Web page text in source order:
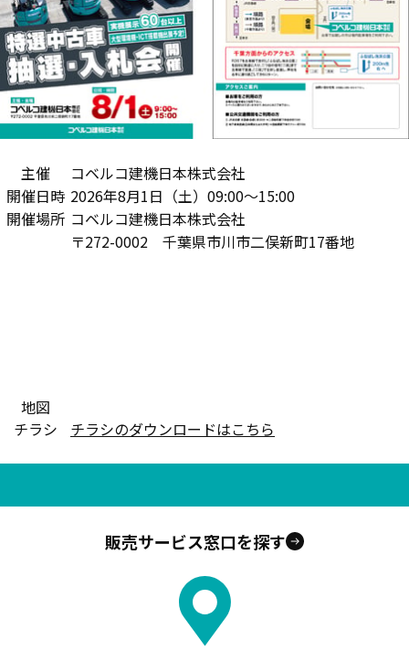
主催
コベルコ建機日本株式会社
開催日時 2026年8月1日（土）09:00～15:00
開催場所 コベルコ建機日本株式会社
〒272-0002 千葉県市川市二俣新町17番地
地図
チラシ
チラシのダウンロードはこちら
販売サービス窓口を探す